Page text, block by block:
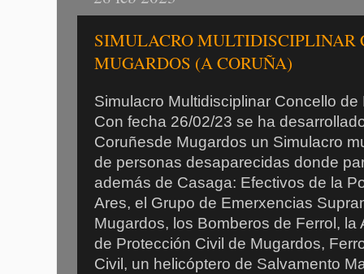
SIMULACRO MULTIDISCIPLINAR
MUGARDOS (A CORUÑA)
Simulacro Multidisciplinar Concello
Con fecha 26/02/23 se ha
Coruñesde Mugardos un Simulacro
de personas desaparecidas donde
además de Casaga: Efectivos de la
Ares, el Grupo de Emerxencias
Mugardos, los Bomberos de Ferrol, la
de Protección Civil de Mugardos,
Civil, un helicóptero de Salvamento